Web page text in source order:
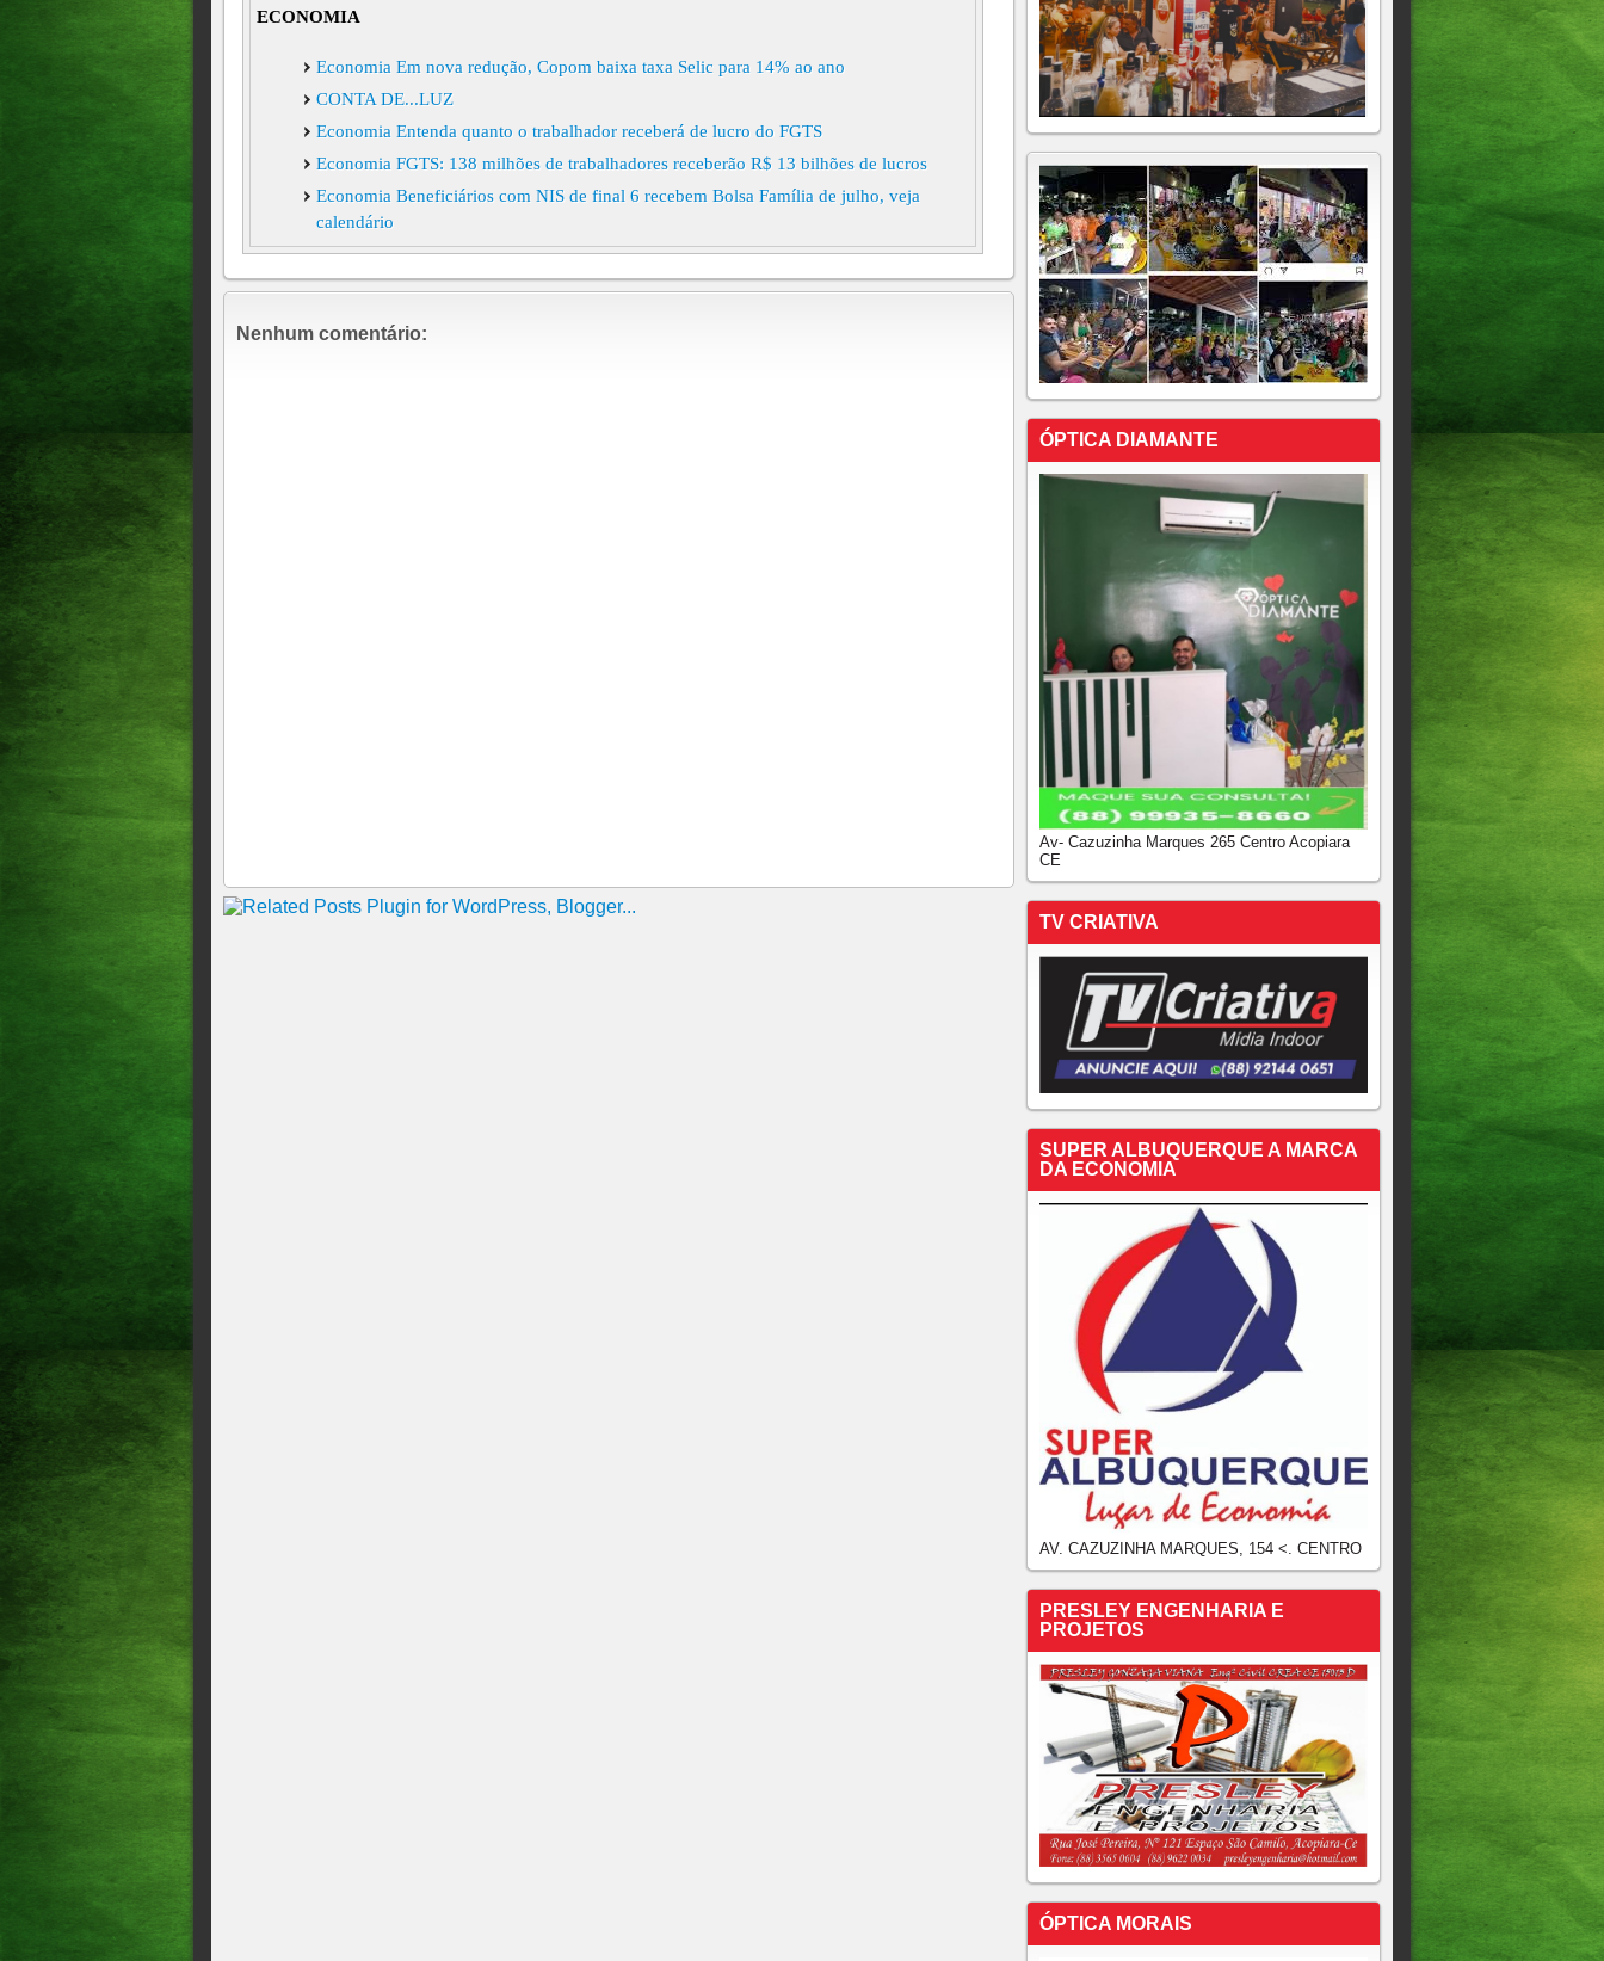
ECONOMIA
Economia Em nova redução, Copom baixa taxa Selic para 14% ao ano
CONTA DE...LUZ
Economia Entenda quanto o trabalhador receberá de lucro do FGTS
Economia FGTS: 138 milhões de trabalhadores receberão R$ 13 bilhões de lucros
Economia Beneficiários com NIS de final 6 recebem Bolsa Família de julho, veja
calendário
Economia EUA impõem nova tarifa de 12,5% a produtos brasileiros
Economia Empresas afetadas por tarifaço terão acesso a socorro de R$ 18,5 bi
Financiamento do BNB para energia solar despenca 62% no Ceará após mudança nas
Nenhum comentário:
ÓPTICA DIAMANTE
Av- Cazuzinha Marques 265 Centro Acopiara
CE
TV CRIATIVA
SUPER ALBUQUERQUE A MARCA
DA ECONOMIA
AV. CAZUZINHA MARQUES, 154 <. CENTRO
PRESLEY ENGENHARIA E
PROJETOS
ÓPTICA MORAIS